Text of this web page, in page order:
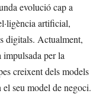
evolució cap a
artificial,
digitals. Actualment,
impulsada per la
creixent dels models
seu model de negoci.